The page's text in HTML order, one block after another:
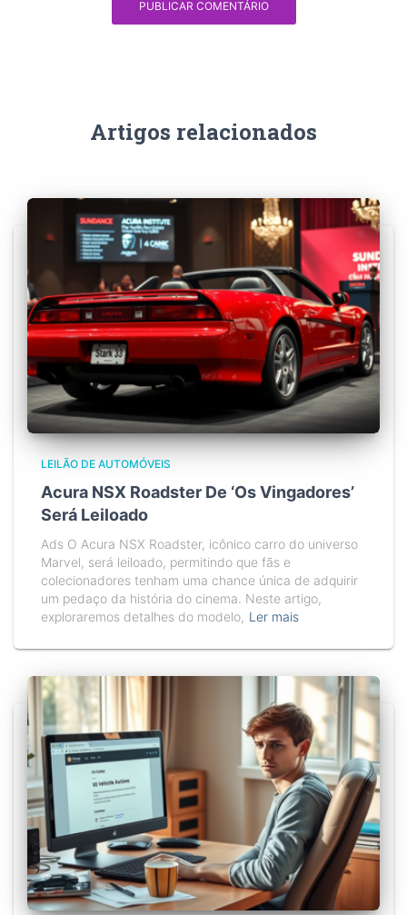
Artigos relacionados
LEILÃO DE AUTOMÓVEIS
Acura NSX Roadster De ‘Os Vingadores’
Será Leiloado
Ads O Acura NSX Roadster, icônico carro do universo
Marvel, será leiloado, permitindo que fãs e
colecionadores tenham uma chance única de adquirir
um pedaço da história do cinema. Neste artigo,
exploraremos detalhes do modelo, Ler mais